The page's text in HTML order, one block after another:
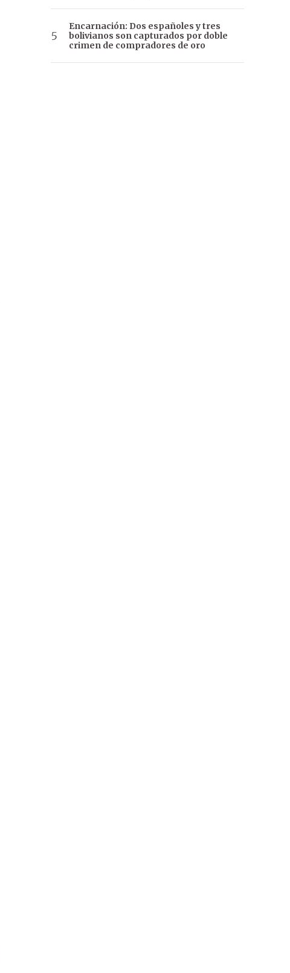
Encarnación: Dos españoles y tres
bolivianos son capturados por doble
crimen de compradores de oro